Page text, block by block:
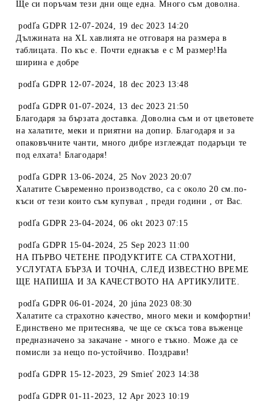
Ще си поръчам тези дни още една. Много съм доволна.
podľaGDPR 12-07-2024, 19 dec 2023 14:20
Дължината на XL хавлията не отговаря на размера в
таблицата. По къс е. Почти еднакъв е с М размер!На
ширина е добре
podľaGDPR 12-07-2024, 18 dec 2023 13:48
podľaGDPR 01-07-2024, 13 dec 2023 21:50
Благодаря за бързата доставка. Доволна съм и от цветовете
на халатите, меки и приятни на допир. Благодаря и за
опаковъчните чанти, много дибре изглеждат подаръци те
под елхата! Благодаря!
podľaGDPR 13-06-2024, 25 Nov 2023 20:07
Халатите Съвременно производство, са с около 20 см.по-
къси от тези които съм купувал , преди години , от Вас.
podľaGDPR 23-04-2024, 06 okt 2023 07:15
podľaGDPR 15-04-2024, 25 Sep 2023 11:00
НА ПЪРВО ЧЕТЕНЕ ПРОДУКТИТЕ СА СТРАХОТНИ,
УСЛУГАТА БЪРЗА И ТОЧНА, СЛЕД ИЗВЕСТНО ВРЕМЕ
ЩЕ НАПИША И ЗА КАЧЕСТВОТО НА АРТИКУЛИТЕ.
podľaGDPR 06-01-2024, 20 júna 2023 08:30
Халатите са страхотно качество, много меки и комфортни!
Единствено ме притеснява, че ще се скъса това въженце
предназначено за закачане - много е тъкно. Може да се
помисли за нещо по-устойчиво. Поздрави!
podľaGDPR 15-12-2023, 29 Smieť 2023 14:38
podľaGDPR 01-11-2023, 12 Apr 2023 10:19